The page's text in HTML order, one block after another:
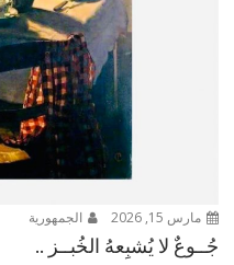
مارس 15, 2026 الجمهورية
جُــوعٌ لا يُشبِعهُ الخُبــز ..